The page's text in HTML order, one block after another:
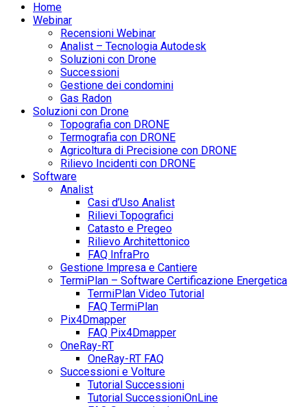
Home
Webinar
Recensioni Webinar
Analist – Tecnologia Autodesk
Soluzioni con Drone
Successioni
Gestione dei condomini
Gas Radon
Soluzioni con Drone
Topografia con DRONE
Termografia con DRONE
Agricoltura di Precisione con DRONE
Rilievo Incidenti con DRONE
Software
Analist
Casi d’Uso Analist
Rilievi Topografici
Catasto e Pregeo
Rilievo Architettonico
FAQ InfraPro
Gestione Impresa e Cantiere
TermiPlan – Software Certificazione Energetica
TermiPlan Video Tutorial
FAQ TermiPlan
Pix4Dmapper
FAQ Pix4Dmapper
OneRay-RT
OneRay-RT FAQ
Successioni e Volture
Tutorial Successioni
Tutorial SuccessioniOnLine